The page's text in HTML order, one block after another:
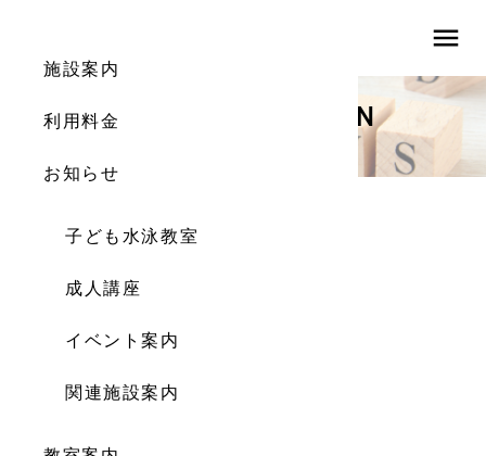
menu
施設案内
利用料金
お知らせ
子ども水泳教室
成人講座
イベント案内
関連施設案内
INFORMATION